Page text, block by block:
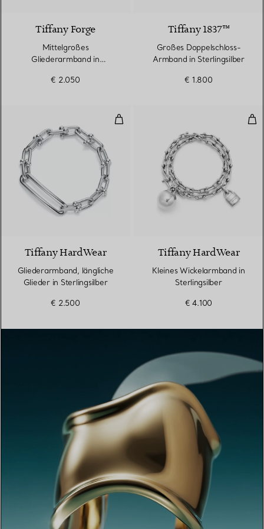
Tiffany Forge
Mittelgroßes
Gliederarmband in
Sterlingsilber
€ 2.050
Tiffany 1837™
Großes Doppelschloss-
Armband in Sterlingsilber
€ 1.800
Gliederarmband, längliche
Tiffany HardWear
Gliederarmband, längliche
Glieder in Sterlingsilber
€ 2.500
Tiffany HardWear
Kleines Wickelarmband in
Sterlingsilber
€ 4.100